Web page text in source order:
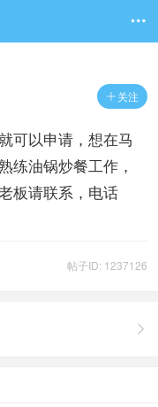

 关注
可以申请，想在马
练油锅炒餐工作，
板请联系，电话
帖子ID: 1237126
